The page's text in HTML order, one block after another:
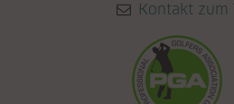
Kontakt zum